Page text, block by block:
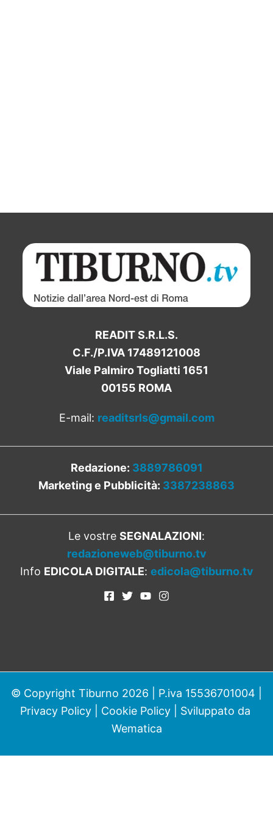
READIT S.R.L.S.
C.F./P.IVA 17489121008
Viale Palmiro Togliatti 1651
00155 ROMA
E-mail: readitsrls@gmail.com
Redazione: 3889786091
Marketing e Pubblicità: 3387238863
Le vostre SEGNALAZIONI:
redazioneweb@tiburno.tv
Info EDICOLA DIGITALE: edicola@tiburno.tv
© Copyright Tiburno 2026 | P.iva 15536701004 |
Privacy Policy| Cookie Policy| Sviluppato da
Wematica